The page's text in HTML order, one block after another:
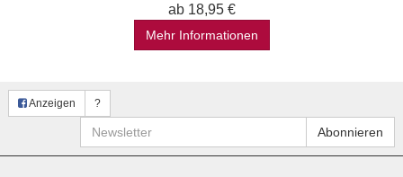
ab 18,95 €
Mehr Informationen
Anzeigen ?
Newsletter Abonnieren